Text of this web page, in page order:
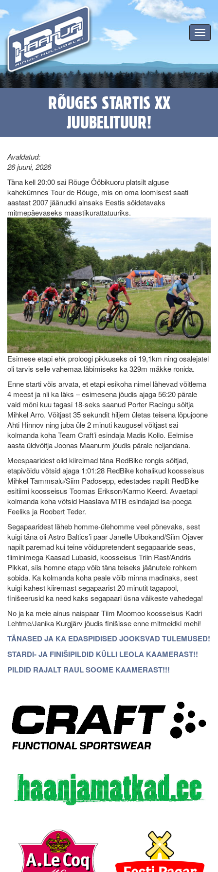
Toggle
RÕUGES STARTIS XX
JUUBELITUUR!
Avaldatud:
26 juuni, 2026
Täna kell 20:00 sai Rõuge Ööbikuoru platsilt alguse
kahekümnes Tour de Rõuge, mis on oma loomisest saati
aastast 2007 jäänudki ainsaks Eestis sõidetavaks
mitmepäevaseks maastikurattatuuriks.
Esimese etapi ehk proloogi pikkuseks oli 19,1km ning osalejatel
oli tarvis selle vahemaa läbimiseks ka 329m mäkke ronida.
Enne starti võis arvata, et etapi esikoha nimel lähevad võitlema
4 meest ja nii ka läks – esimesena jõudis ajaga 56:20 pärale
vaid mõni kuu tagasi 18-seks saanud Porter Racingu sõitja
Mihkel Arro. Võitjast 35 sekundit hiljem ületas teisena lõpujoone
Ahti Hinnov ning juba üle 2 minuti kaugusel võitjast sai
kolmanda koha Team Craft’i esindaja Madis Kollo. Eelmise
aasta üldvõitja Joonas Maanurm jõudis pärale neljandana.
Meespaaridest olid kiireimad täna RedBike rongis sõitjad,
etapivõidu võtsid ajaga 1:01:28 RedBike kohalikud koosseisus
Mihkel Tammsalu/Siim Padosepp, edestades napilt RedBike
esitiimi koosseisus Toomas Erikson/Karmo Keerd. Avaetapi
kolmanda koha võtsid Haaslava MTB esindajad isa-poega
Feeliks ja Roobert Teder.
Segapaaridest läheb homme-ülehomme veel põnevaks, sest
kuigi täna oli Astro Baltics’i paar Janelle Uibokand/Siim Ojaver
napilt paremad kui teine võidupretendent segapaaride seas,
tiiminimega Kaasad Lubasid, koosseisus Triin Rast/Andris
Pikkat, siis homne etapp võib täna teiseks jäänutele rohkem
sobida. Ka kolmanda koha peale võib minna madinaks, sest
kuigi kahest kiiremast segapaarist 20 minutit tagapool,
finišeerusid ka need kaks segapaari üsna väikeste vahedega!
No ja ka meie ainus naispaar Tiim Moomoo koosseisus Kadri
Lehtme/Janika Kurgjärv jõudis finišisse enne mitmeidki mehi!
TÄNASED JA KA EDASPIDISED JOOKSVAD TULEMUSED!
STARDI- JA FINIŠIPILDID KÜLLI LEOLA KAAMERAST!!
PILDID RAJALT RAUL SOOME KAAMERAST!!!